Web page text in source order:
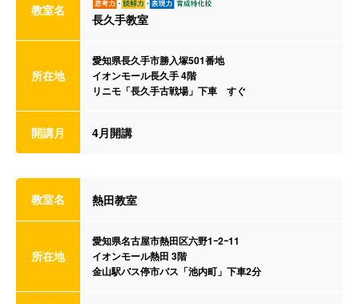
教室名
長久手教室
所在地
愛知県長久手市勝入塚501番地
イオンモール長久手 4階
リニモ「長久手古戦場」下車 すぐ
開講月 4月開講
教室名 熱田教室
所在地
愛知県名古屋市熱田区六野1ｰ2ｰ11
イオンモール熱田 3階
金山駅バス停市バス「池内町」下車2分